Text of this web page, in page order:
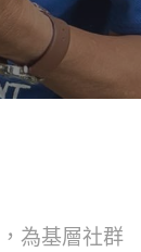
為基層社群